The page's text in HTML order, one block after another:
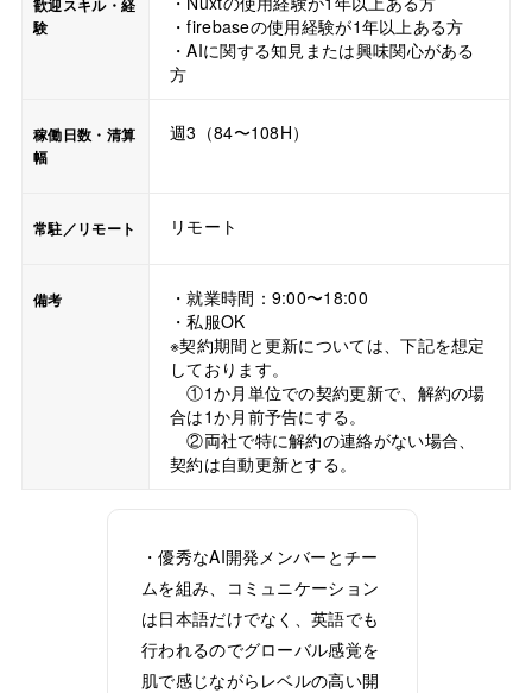
歓迎スキル・経
験
・firebaseの使用経験が1年以上ある方
・AIに関する知見または興味関心がある
方
稼働日数・清算
幅
週3（84〜108H）
常駐／リモート リモート
備考
・就業時間：9:00〜18:00
・私服OK
※契約期間と更新については、下記を想定
しております。
①1か月単位での契約更新で、解約の場
合は1か月前予告にする。
②両社で特に解約の連絡がない場合、
契約は自動更新とする。
・優秀なAI開発メンバーとチー
ムを組み、コミュニケーション
は日本語だけでなく、英語でも
行われるのでグローバル感覚を
肌で感じながらレベルの高い開